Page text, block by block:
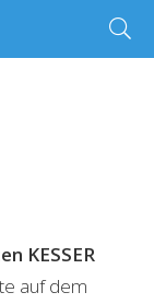
KESSER
auf dem